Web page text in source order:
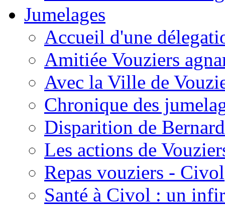
Jumelages
Accueil d'une
Amitiée Vouziers
Avec la Ville de
Chronique des
Disparition de
Les actions de
Repas vouziers - Civol
Santé à Civol : un